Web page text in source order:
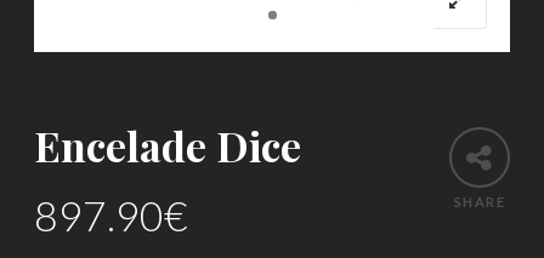
SHARE
Encelade Dice
897.90€